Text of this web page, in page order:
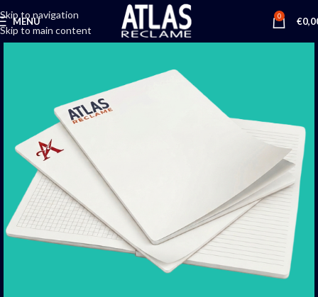
Skip to navigation
Skip to main content
MENU 0 €